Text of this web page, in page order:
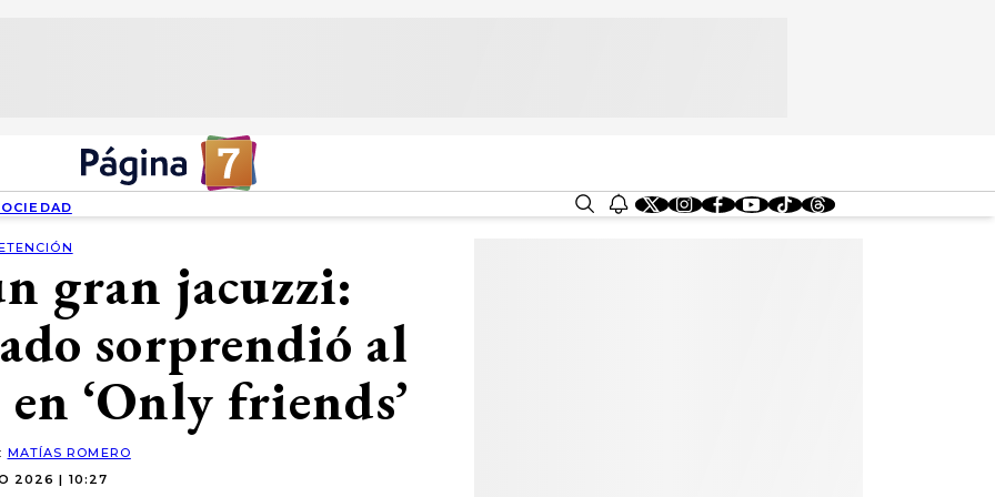
gran jacuzzi:
sorprendió al
‘Only friends’
MATÍAS ROMERO
2026 | 10:27